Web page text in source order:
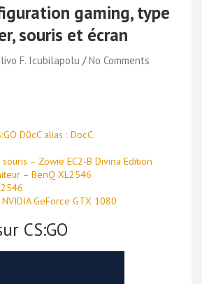
gaming, type
souris et écran
F. Icubilapolu No Comments
D0cC alias : DocC
– Zowie EC2-B Divina Edition
– BenQ XL2546
GeForce GTX 1080
CS:GO